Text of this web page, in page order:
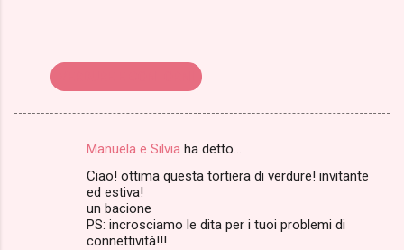
Manuela e Silvia ha detto…
Ciao! ottima questa tortiera di verdure! invitante
ed estiva!
un bacione
PS: incrosciamo le dita per i tuoi problemi di
connettività!!!